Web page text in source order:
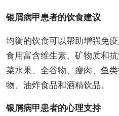
银屑病甲患者的饮食建议
均衡的饮食可以帮助增强免
食用富含维生素、矿物质和
菜水果、全谷物、瘦肉、鱼
物、油炸食品和酒精饮品。
银屑病甲患者的心理支持